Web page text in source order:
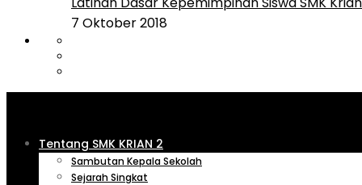
7 Oktober 2018
Tentang SMK KRIAN 2
Sambutan Kepala Sekolah
Sejarah Singkat